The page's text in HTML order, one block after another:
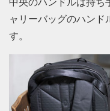
ャリーバッグのハンド
す。